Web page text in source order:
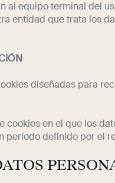
al equipo terminal del
entidad que trata los
diseñadas para
cookies en el que los
período definido por el